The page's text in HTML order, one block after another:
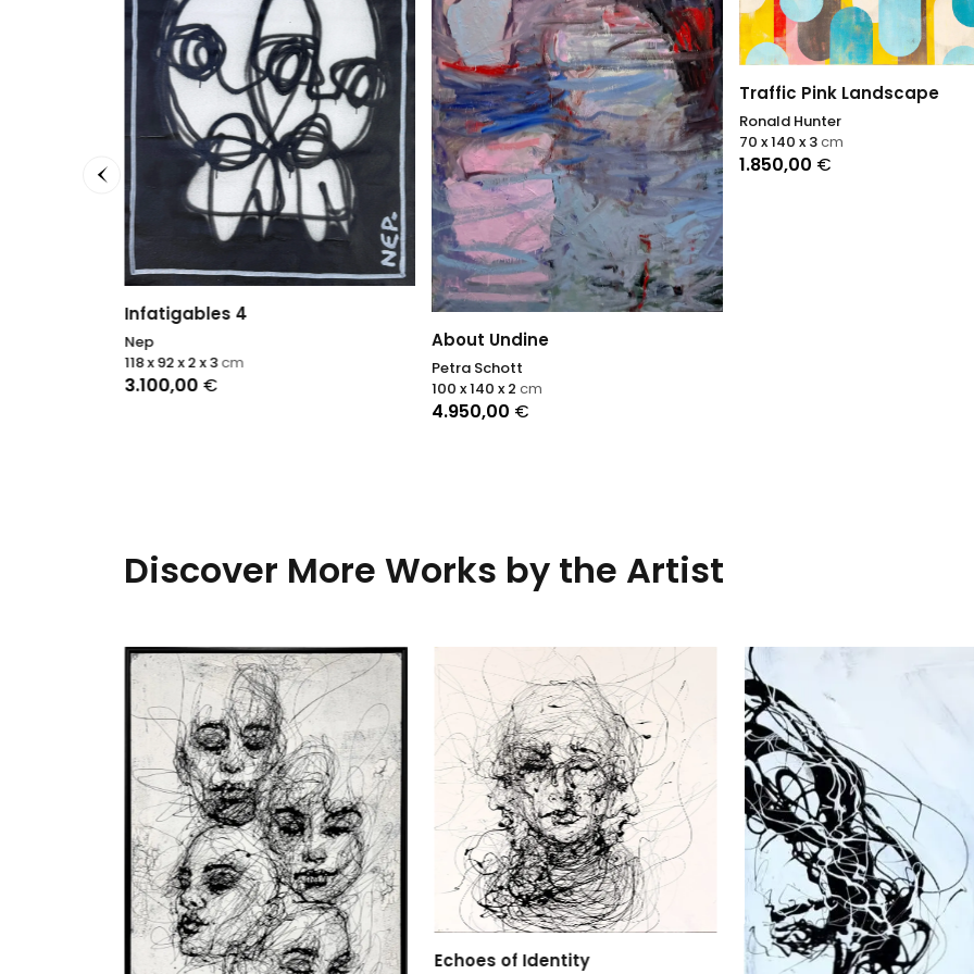
Infatigables 4
Nep
3.100,00 €
118 x 92 x 2 x 3cm
About Undine
Petra Schott
4.950,00 €
100 x 140 x 2 cm
Traffic Pink Landscape
Ronald Hunter
1.850,00 €
70 x 140 x 3cm
Discover More Works by the Artist
Echoes of Identity